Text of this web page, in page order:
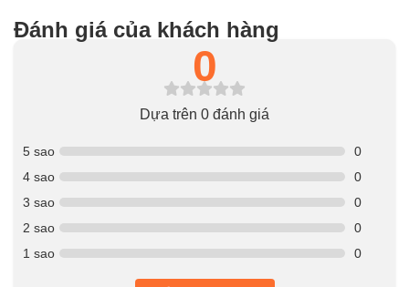
Đánh giá của khách hàng
0
Dựa trên 0 đánh giá
5 sao
0
4 sao
0
3 sao
0
2 sao
0
1 sao
0